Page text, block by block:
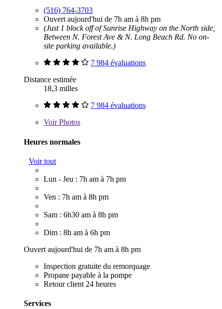
(516) 764-3703
Ouvert aujourd'hui de 7h am à 8h pm
(Just 1 block off of Sunrise Highway on the North side,
Between N. Forest Ave & N. Long Beach Rd. No on-
site parking available.)
7 984 évaluations
Distance estimée
18,3 milles
7 984 évaluations
VoirPhotos
Heures normales
Voir tout
Lun - Jeu : 7h am à 7h pm
Ven : 7h am à 8h pm
Sam : 6h30 am à 8h pm
Dim : 8h am à 6h pm
Ouvert aujourd'hui de 7h am à 8h pm
Inspection gratuite du remorquage
Propane payable à la pompe
Retour client 24 heures
Services